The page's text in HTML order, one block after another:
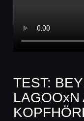
TEST:
LAGOOxN